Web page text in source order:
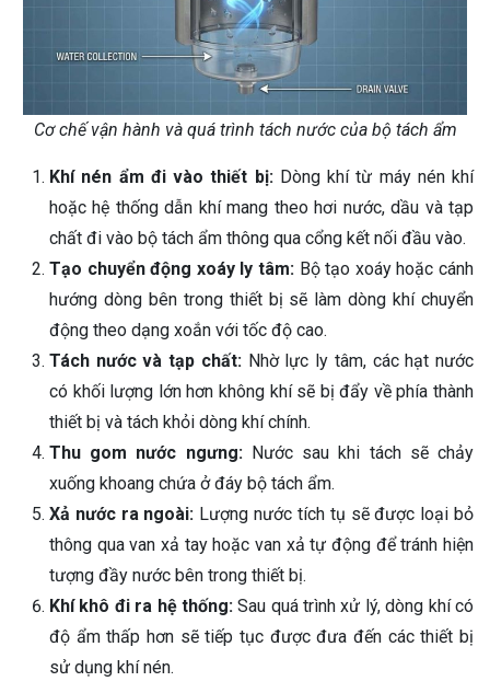
Cơ chế vận hành và quá trình tách nước của bộ tách ẩm
Khí nén ẩm đi vào thiết bị:Dòng khí từ máy nén khí
hoặc hệ thống dẫn khí mang theo hơi nước, dầu và tạp
chất đi vào bộ tách ẩm thông qua cổng kết nối đầu vào.
Tạo chuyển động xoáy ly tâm: Bộ tạo xoáy hoặc cánh
hướng dòng bên trong thiết bị sẽ làm dòng khí chuyển
động theo dạng xoắn với tốc độ cao.
Tách nước và tạp chất:Nhờ lực ly tâm, các hạt nước
có khối lượng lớn hơn không khí sẽ bị đẩy về phía thành
thiết bị và tách khỏi dòng khí chính.
Thu gom nước ngưng: Nước sau khi tách sẽ chảy
xuống khoang chứa ở đáy bộ tách ẩm.
Xả nước ra ngoài: Lượng nước tích tụ sẽ được loại bỏ
thông qua van xả tay hoặc van xả tự động để tránh hiện
tượng đầy nước bên trong thiết bị.
Khí khô đi ra hệ thống:Sau quá trình xử lý, dòng khí có
độ ẩm thấp hơn sẽ tiếp tục được đưa đến các thiết bị
sử dụng khí nén.